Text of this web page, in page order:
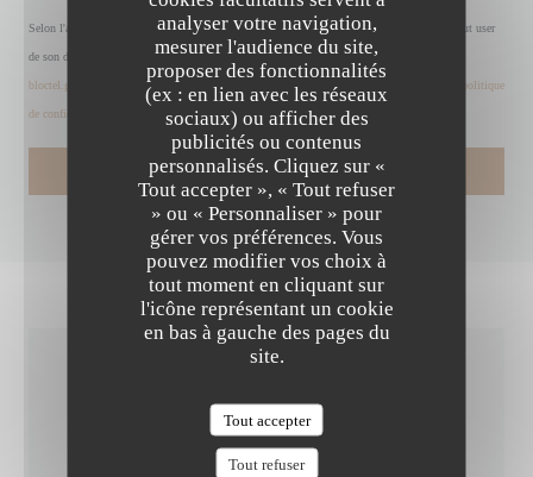
analyser votre navigation,
mesurer l'audience du site,
proposer des fonctionnalités
(ex : en lien avec les réseaux
sociaux) ou afficher des
publicités ou contenus
personnalisés. Cliquez sur «
Tout accepter », « Tout refuser
» ou « Personnaliser » pour
gérer vos préférences. Vous
pouvez modifier vos choix à
tout moment en cliquant sur
l'icône représentant un cookie
en bas à gauche des pages du
site.
Tout accepter
Tout refuser
Selon l'article L.223-2 du code de la consommation, il est rappelé que le consommateur peut user
de son droit à s'inscrire sur la liste d'opposition au démarchage téléphonique Bloctel :
bloctel.gouv.fr . Pour plus d'informations sur le traitement de vos données, consultez notre politique
de confidentialité
INFOS PRATIQUES
CUISINE
LA TABLE DE MAX